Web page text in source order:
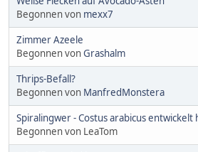
Begonnen von mexx7
Zimmer Azeele
Begonnen vonGrashalm
Thrips-Befall?
Begonnen von ManfredMonstera
Spiralingwer - Costus arabicus
Begonnen von LeaTom